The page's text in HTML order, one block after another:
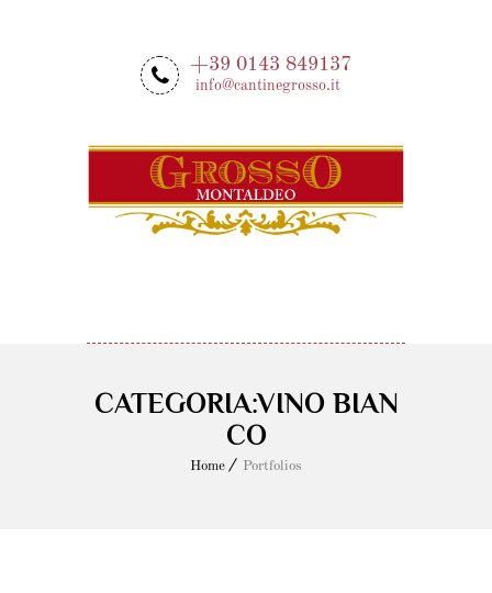
+39 0143 849137
info@cantinegrosso.it
CATEGORIA:VINO BIAN
CO
Home Portfolios